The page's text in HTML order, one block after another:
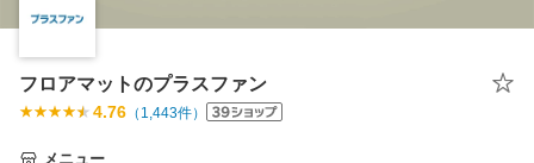
フロアマットのプラスファン
4.76 （ 1,443件）
メニュー